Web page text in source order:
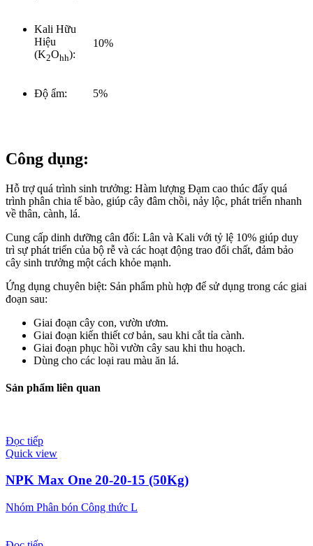
Kali Hữu
Hiệu
(K2Ohh):
10%
Độ ẩm: 5%
Công dụng:
Hỗ trợ quá trình sinh trưởng: Hàm lượng Đạm cao thúc đẩy quá
trình phân chia tế bào, giúp cây đâm chồi, nảy lộc, phát triển nhanh
về thân, cành, lá.
Cung cấp dinh dưỡng cân đối: Lân và Kali với tỷ lệ 10% giúp duy
trì sự phát triển của bộ rễ và các hoạt động trao đổi chất, đảm bảo
cây sinh trưởng một cách khỏe mạnh.
Ứng dụng chuyên biệt: Sản phẩm phù hợp để sử dụng trong các giai
đoạn sau:
Giai đoạn cây con, vườn ươm.
Giai đoạn kiến thiết cơ bản, sau khi cắt tỉa cành.
Giai đoạn phục hồi vườn cây sau khi thu hoạch.
Dùng cho các loại rau màu ăn lá.
Sản phẩm liên quan
Đọc tiếp
Quick view
NPK Max One 20-20-15 (50Kg)
Nhóm Phân bón Công thức L